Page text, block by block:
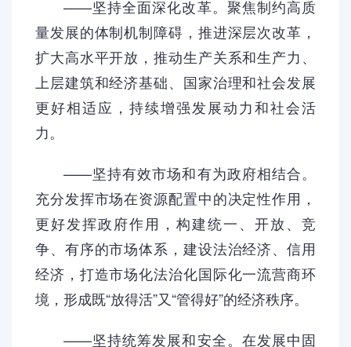
——坚持全面深化改革。聚焦制约高质
量发展的体制机制障碍，推进深层次改革，
扩大高水平开放，推动生产关系和生产力、
上层建筑和经济基础、国家治理和社会发展
更好相适应，持续增强发展动力和社会活
力。
——坚持有效市场和有为政府相结合。
充分发挥市场在资源配置中的决定性作用，
更好发挥政府作用，构建统一、开放、竞
争、有序的市场体系，建设法治经济、信用
经济，打造市场化法治化国际化一流营商环
境，形成既“放得活”又“管得好”的经济秩序。
——坚持统筹发展和安全。在发展中固